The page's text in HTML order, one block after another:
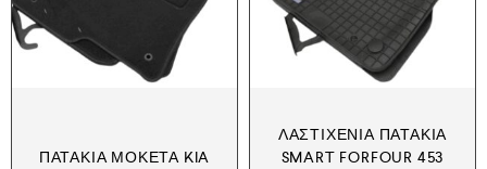
ΠΑΤΆΚΙΑ ΜΟΚΈΤΑ KIA
ΛΑΣΤΙΧΈΝΙΑ ΠΑΤΆΚΙΑ
SMART FORFOUR 453